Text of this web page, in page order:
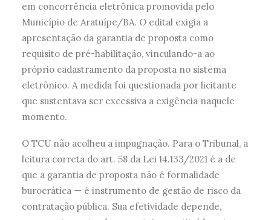
em concorrência eletrônica promovida pelo
Município de Aratuípe/BA. O edital exigia a
apresentação da garantia de proposta como
requisito de pré-habilitação, vinculando-a ao
próprio cadastramento da proposta no sistema
eletrônico. A medida foi questionada por licitante
que sustentava ser excessiva a exigência naquele
momento.
O TCU não acolheu a impugnação. Para o Tribunal, a
leitura correta do art. 58 da Lei 14.133/2021 é a de
que a garantia de proposta não é formalidade
burocrática — é instrumento de gestão de risco da
contratação pública. Sua efetividade depende,